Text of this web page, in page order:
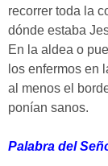
recorrer toda la
dónde estaba
En la aldea o
los enfermos en
al menos el
ponían sanos.
Palabra del